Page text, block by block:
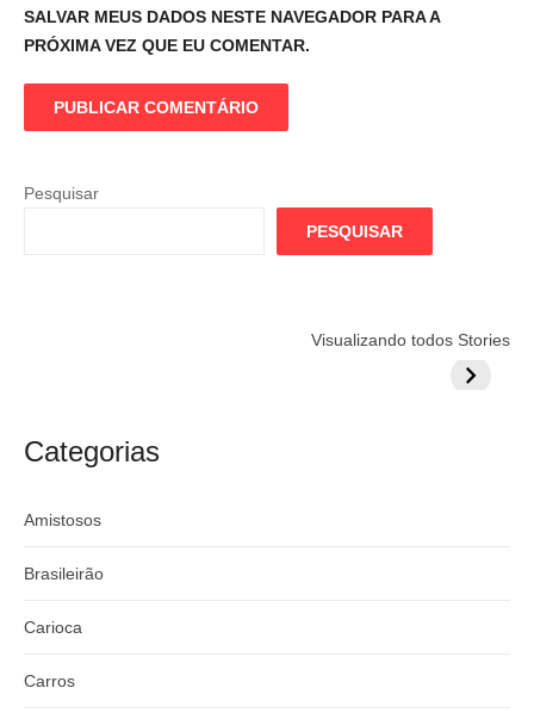
SALVAR MEUS DADOS NESTE NAVEGADOR PARA A
PRÓXIMA VEZ QUE EU COMENTAR.
Pesquisar
PESQUISAR
Visualizando todos Stories
argentino
Globo quer
Lesão
do
Categorias
Amistosos
Brasileirão
Carioca
Carros